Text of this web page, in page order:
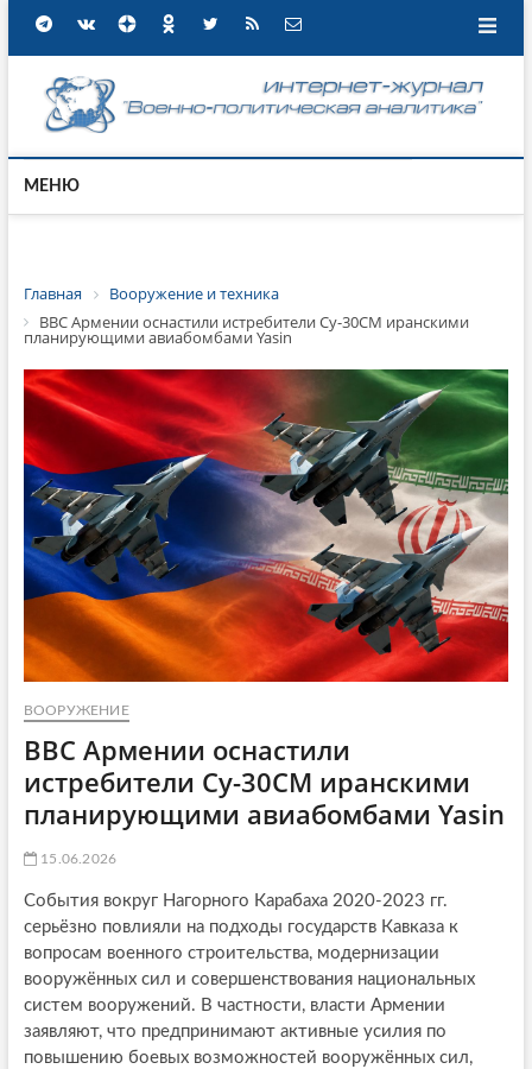
МЕНЮ
Главная
Вооружение и техника
ВВС Армении оснастили истребители Су-30СМ иранскими
планирующими авиабомбами Yasin
ВООРУЖЕНИЕ
ВВС Армении оснастили
истребители Су-30СМ иранскими
планирующими авиабомбами Yasin
15.06.2026
События вокруг Нагорного Карабаха 2020-2023 гг.
серьёзно повлияли на подходы государств Кавказа к
вопросам военного строительства, модернизации
вооружённых сил и совершенствования национальных
систем вооружений. В частности, власти Армении
заявляют, что предпринимают активные усилия по
повышению боевых возможностей вооружённых сил,